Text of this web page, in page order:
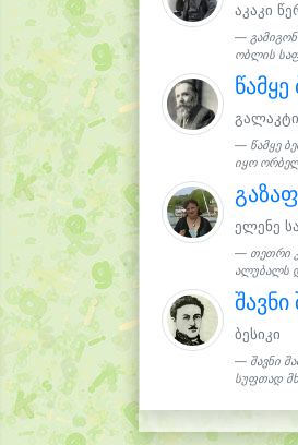
აკაკი
ობლის
წამყე
წამყე
იყო
ელენე
თეთრი
ალუბალს
შავნი
ბესიკი
შავნი
სუფთად